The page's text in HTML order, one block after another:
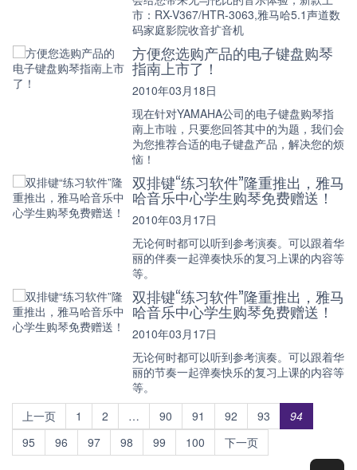
市：RX-V367/HTR-3063,雅马哈5.1声道数
码家庭影院收音扩音机
方便您选购产品的电子键盘购琴
指南上市了！
2010年03月18日
现在针对YAMAHA公司的电子键盘购琴指
南上市啦，只要您回答其中的为题，我们会
为您推荐合适的电子键盘产品，解决您的烦
恼！
双排键“练习软件”隆重推出，雅马
哈音乐中心学生购琴免费赠送！
2010年03月17日
无论何时都可以听到参考演奏。可以跟着华
丽的伴奏一起弹奏快乐的复习上课的内容等
等。
双排键“练习软件”隆重推出，雅马
哈音乐中心学生购琴免费赠送！
2010年03月17日
无论何时都可以听到参考演奏。可以跟着华
丽的节奏一起弹奏快乐的复习上课的内容等
等。
上一页
1 2 … 90 91 92 93
94
95
96 97 98 99 100 下一页